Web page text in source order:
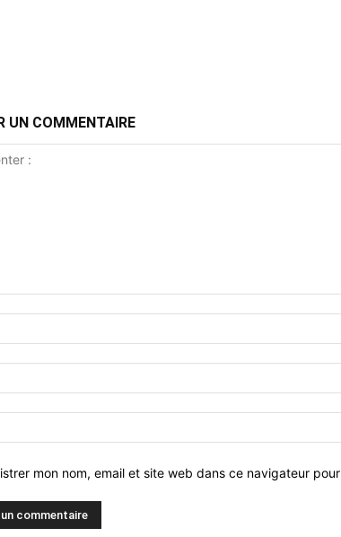
UN COMMENTAIRE
mon nom, email et site web dans ce navigateur